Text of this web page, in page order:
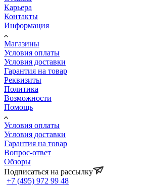
Карьера
Контакты
Информация
Магазины
Условия оплаты
Условия доставки
Гарантия на товар
Реквизиты
Политика
Возможности
Помощь
Условия оплаты
Условия доставки
Гарантия на товар
Вопрос-ответ
Обзоры
Подписаться на рассылку
+7 (495) 972 99 48